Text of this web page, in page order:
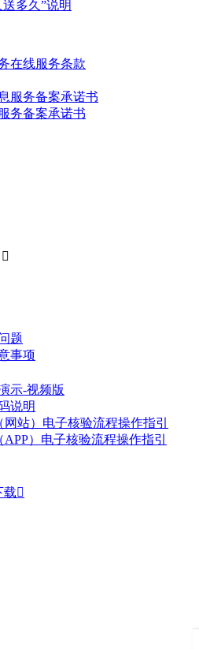
多久”说明
在线服务条款
服务备案承诺书
务备案承诺书

题
事项
示-视频版
说明
网站）电子核验流程操作指引
APP）电子核验流程操作指引
载